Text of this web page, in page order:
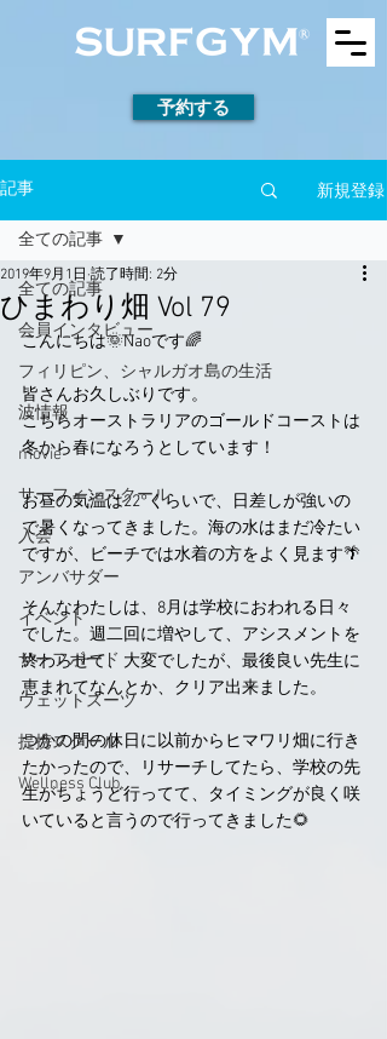
予約する
記事 新規登録
全ての記事
会員インタビュー
フィリピン、シャルガオ島の生活
波情報
movie
サーフィンスクール
入会
アンバサダー
イベント
サーフボード
ウェットスーツ
提携スクール
Wellness Club
全ての記事
ひまわり畑 Vol 79
2019年9月1日 読了時間: 2分
こんにちは🌞Naoです🌈
皆さんお久しぶりです。
こちらオーストラリアのゴールドコーストは
冬から春になろうとしています！
お昼の気温は22°くらいで、日差しが強いの
で暑くなってきました。海の水はまだ冷たい
ですが、ビーチでは水着の方をよく見ます🌴
そんなわたしは、8月は学校におわれる日々
でした。週二回に増やして、アシスメントを
終わらせて、大変でしたが、最後良い先生に
恵まれてなんとか、クリア出来ました。
つかの間の休日に以前からヒマワリ畑に行き
たかったので、リサーチしてたら、学校の先
生がちょうど行ってて、タイミングが良く咲
いていると言うので行ってきました🌻